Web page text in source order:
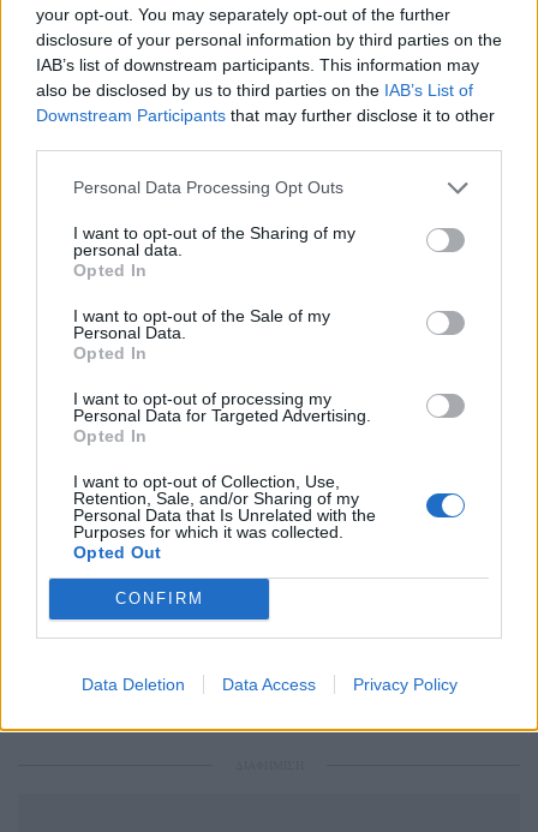
your opt-out. You may separately opt-out of the further
disclosure of your personal information by third parties on the
IAB’s list of downstream participants. This information may
also be disclosed by us to third parties on the IAB’s List of
Downstream Participants that may further disclose it to other
Personal Data Processing Opt Outs
I want to opt-out of the Sharing of my
personal data.
Opted In
I want to opt-out of the Sale of my
Personal Data.
Opted In
I want to opt-out of processing my
Personal Data for Targeted Advertising.
Opted In
I want to opt-out of Collection, Use,
Retention, Sale, and/or Sharing of my
Personal Data that Is Unrelated with the
Purposes for which it was collected.
Opted Out
CONFIRM
Data Deletion Data Access Privacy Policy
Ακολουθήστε το Pink.gr στοGoogle Newsκαι
μάθετε πρώτοι τα πιο hot νέα.
Ακολουθήστε το Pink.gr και στο